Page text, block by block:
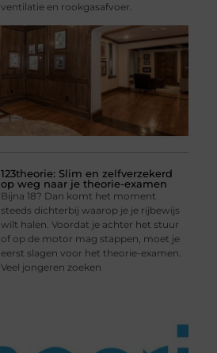
ventilatie en rookgasafvoer.
123theorie: Slim en zelfverzekerd
op weg naar je theorie-examen
Bijna 18? Dan komt het moment
steeds dichterbij waarop je je rijbewijs
wilt halen. Voordat je achter het stuur
of op de motor mag stappen, moet je
eerst slagen voor het theorie-examen.
Veel jongeren zoeken